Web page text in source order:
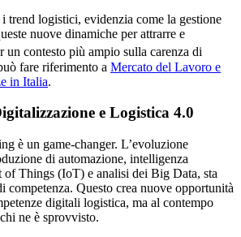
trend logistici, evidenzia come la gestione
nuove dinamiche per attrarre e
un contesto più ampio sulla carenza di
fare riferimento a Mercato del Lavoro e
in Italia.
e Logistica 4.0
è un game-changer. L’evoluzione
di automazione, intelligenza
Things (IoT) e analisi dei Big Data, sta
competenza. Questo crea nuove opportunità
digitali logistica, ma al contempo
ne è sprovvisto.